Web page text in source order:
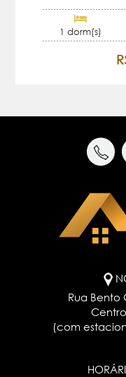
1 dorm(s)
Rua Bento
(com